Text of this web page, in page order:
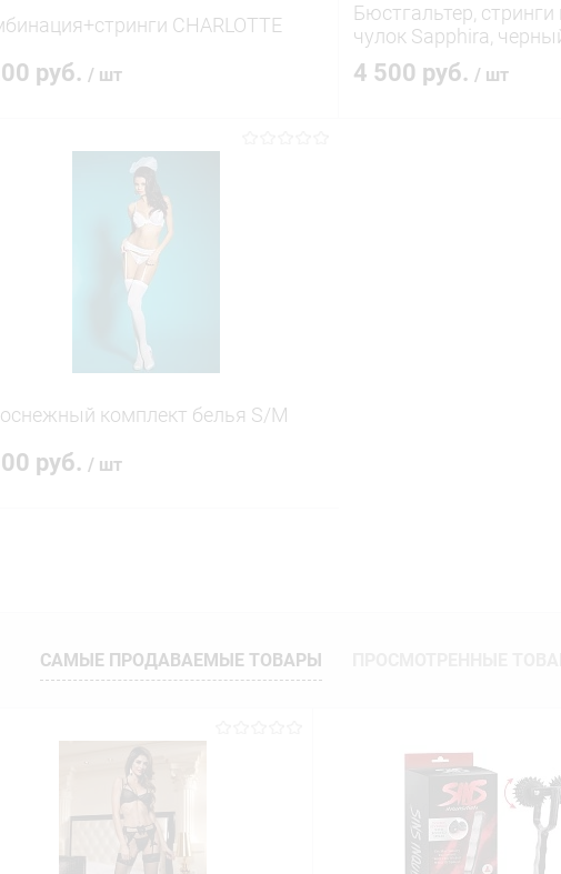
CHARLOTTE
руб. / шт
В корзину
Бюстгальтер, стринги
чулок Sapphira,
4 500 руб. / шт
комплект белья S/M
руб. / шт
В избранное В наличии
САМЫЕ ПРОДАВАЕМЫЕ ТОВАРЫ